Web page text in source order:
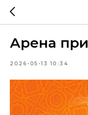
Арена
2026-05-13 10:34